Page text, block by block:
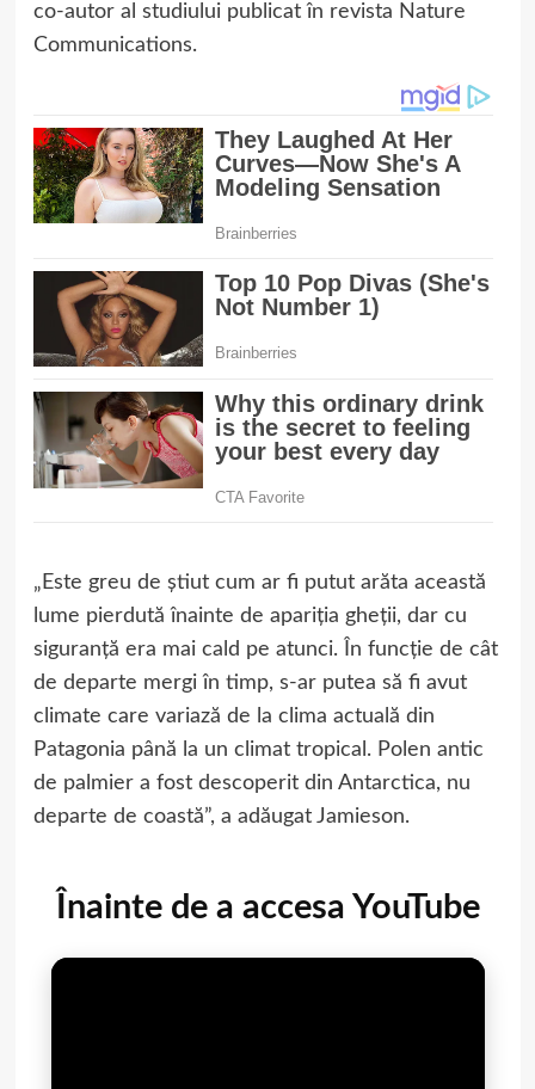
co-autor al studiului publicat în revista Nature
Communications.
„Este greu de știut cum ar fi putut arăta această
lume pierdută înainte de apariția gheții, dar cu
siguranță era mai cald pe atunci. În funcție de cât
de departe mergi în timp, s-ar putea să fi avut
climate care variază de la clima actuală din
Patagonia până la un climat tropical. Polen antic
de palmier a fost descoperit din Antarctica, nu
departe de coastă”, a adăugat Jamieson.
Înainte de a accesa YouTube